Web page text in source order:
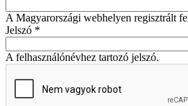
A Magyarországi webhelyen regisztrált
Jelszó *
A felhasználónévhez tartozó jelszó.